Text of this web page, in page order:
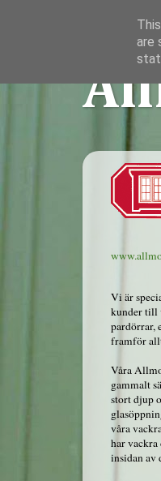
Vi är
kunder till
pardörrar,
framför
Våra
gammalt
stort djup
våra
har vackra
insidan av
are